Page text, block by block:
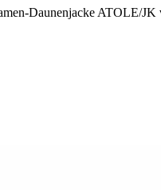
Daunenjacke ATOLE/